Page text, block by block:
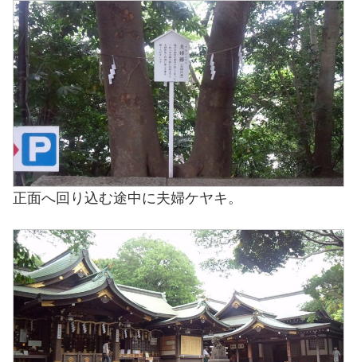
正面へ回り込む途中に夫婦ケヤキ。